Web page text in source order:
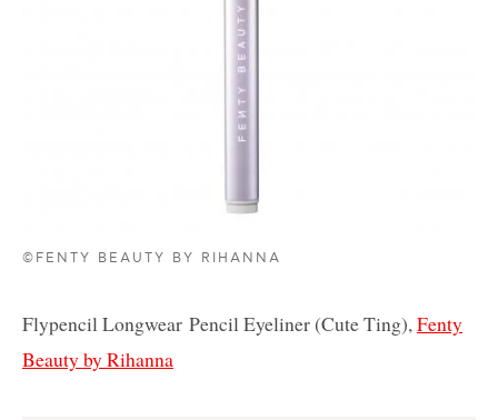
©FENTY BEAUTY BY RIHANNA
Flypencil Longwear Pencil Eyeliner (Cute Ting),Fenty
Beauty by Rihanna